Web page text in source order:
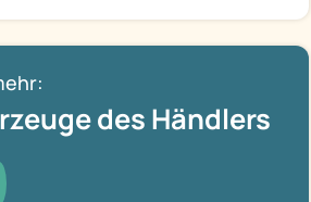
des Händlers